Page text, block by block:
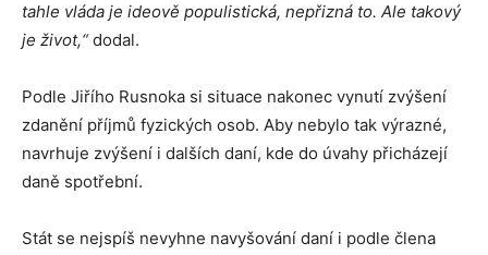
tahle vláda je ideově populistická, nepřizná to. Ale takový
je život,“dodal.
Podle Jiřího Rusnoka si situace nakonec vynutí zvýšení
zdanění příjmů fyzických osob. Aby nebylo tak výrazné,
navrhuje zvýšení i dalších daní, kde do úvahy přicházejí
daně spotřební.
Stát se nejspíš nevyhne navyšování daní i podle člena